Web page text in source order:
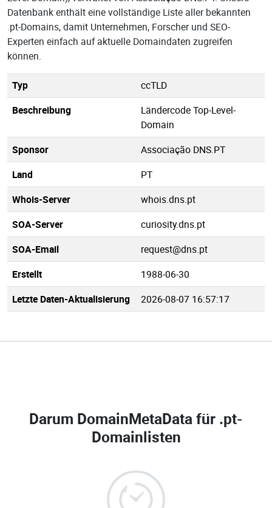
Datenbank enthält eine vollständige Liste aller bekannten
.pt-Domains, damit Unternehmen, Forscher und SEO-
Experten einfach auf aktuelle Domaindaten zugreifen
können.
Typ
ccTLD
Beschreibung
Ländercode Top-Level-
Domain
Sponsor
Associação DNS.PT
Land
PT
Whois-Server
whois.dns.pt
SOA-Server
curiosity.dns.pt
SOA-Email
request@dns.pt
Erstellt
1988-06-30
Letzte Daten-Aktualisierung
2026-08-07 16:57:17
Darum DomainMetaData für .pt-
Domainlisten